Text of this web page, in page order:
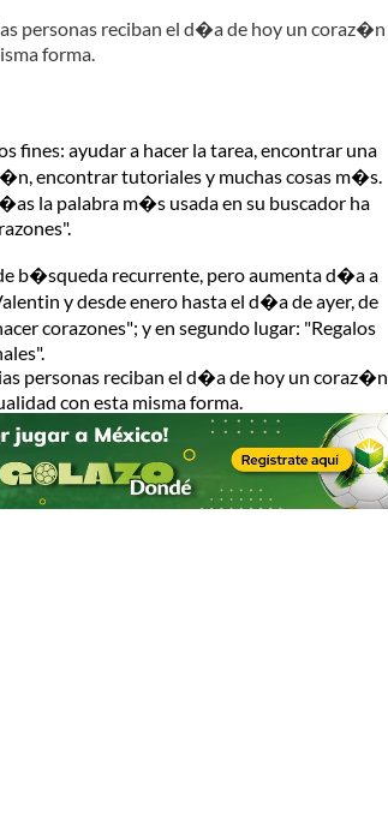
personas reciban el d�a de hoy un coraz�n
forma.
fines: ayudar a hacer la tarea, encontrar una
encontrar tutoriales y muchas cosas m�s.
la palabra m�s usada en su buscador ha
b�squeda recurrente, pero aumenta d�a a
y desde enero hasta el d�a de ayer, de
corazones"; y en segundo lugar: "Regalos
personas reciban el d�a de hoy un coraz�n
con esta misma forma.